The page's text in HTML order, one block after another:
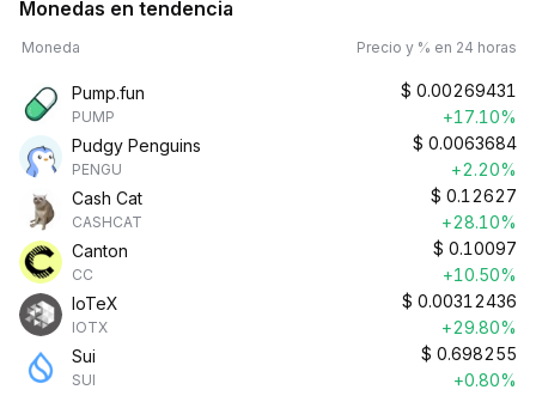
Monedas en tendencia
Moneda Precio y % en 24 horas
Pump.fun
PUMP
$ 0.00269431
+17.10%
Pudgy Penguins
PENGU
$ 0.0063684
+2.20%
Cash Cat
CASHCAT
$ 0.12627
+28.10%
Canton
CC
$ 0.10097
+10.50%
IoTeX
IOTX
$ 0.00312436
+29.80%
Sui
SUI
$ 0.698255
+0.80%